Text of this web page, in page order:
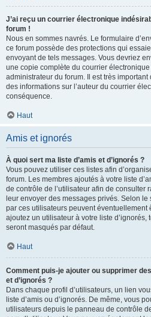
J’ai reçu un courrier électronique
forum !
Nous en sommes navrés. Le formulaire
ce forum possède des protections qui
envoyant de tels messages. Vous devriez
une copie complète du courrier
administrateur du forum. Il est très
des informations sur l’auteur du courrier
conséquence.
Haut
Amis et ignorés
À quoi sert ma liste d’amis et d’ignorés ?
Vous pouvez utiliser ces listes afin
forum. Les membres ajoutés à votre liste
de contrôle de l’utilisateur afin de consulter
leur envoyer des messages privés. Selon
par ces utilisateurs peuvent éventuellement
ajoutez un utilisateur à votre liste d’ignorés,
seront masqués par défaut.
Haut
Comment puis-je ajouter ou supprimer
et d’ignorés ?
Dans chaque profil d’utilisateurs, un lien
liste d’amis ou d’ignorés. De même, vous
utilisateurs depuis le panneau de contrôle